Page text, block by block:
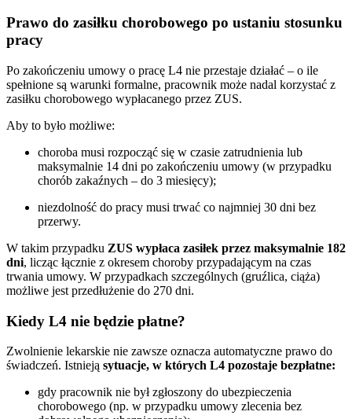
Prawo do zasiłku chorobowego po ustaniu stosunku
pracy
Po zakończeniu umowy o pracę L4 nie przestaje działać – o ile
spełnione są warunki formalne, pracownik może nadal korzystać z
zasiłku chorobowego wypłacanego przez ZUS.
Aby to było możliwe:
choroba musi rozpocząć się w czasie zatrudnienia lub
maksymalnie 14 dni po zakończeniu umowy (w przypadku
chorób zakaźnych – do 3 miesięcy);
niezdolność do pracy musi trwać co najmniej 30 dni bez
przerwy.
W takim przypadku ZUS wypłaca zasiłek przez maksymalnie 182
dni, licząc łącznie z okresem choroby przypadającym na czas
trwania umowy. W przypadkach szczególnych (gruźlica, ciąża)
możliwe jest przedłużenie do 270 dni.
Kiedy L4 nie będzie płatne?
Zwolnienie lekarskie nie zawsze oznacza automatyczne prawo do
świadczeń. Istnieją sytuacje, w których L4 pozostaje bezpłatne:
gdy pracownik nie był zgłoszony do ubezpieczenia
chorobowego (np. w przypadku umowy zlecenia bez